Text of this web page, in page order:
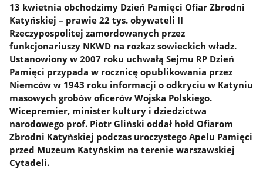
13 kwietnia obchodzimy Dzień Pamięci Ofiar Zbrodni
Katyńskiej – prawie 22 tys. obywateli II
Rzeczypospolitej zamordowanych przez
funkcjonariuszy NKWD na rozkaz sowieckich władz.
Ustanowiony w 2007 roku uchwałą Sejmu RP Dzień
Pamięci przypada w rocznicę opublikowania przez
Niemców w 1943 roku informacji o odkryciu w Katyniu
masowych grobów oficerów Wojska Polskiego.
Wicepremier, minister kultury i dziedzictwa
narodowego prof. Piotr Gliński oddał hołd Ofiarom
Zbrodni Katyńskiej podczas uroczystego Apelu Pamięci
przed Muzeum Katyńskim na terenie warszawskiej
Cytadeli.